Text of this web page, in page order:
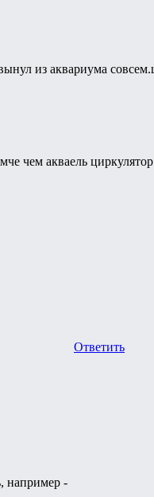
из аквариума
чем акваель
Ответить
например -